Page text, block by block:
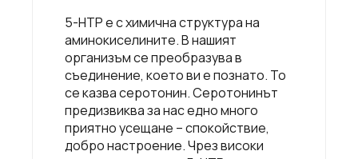
5-HTP е с химична структура на
аминокиселините. В нашият
организъм се преобразува в
съединение, което ви е познато. То
се казва серотонин. Серотонинът
предизвиква за нас едно много
приятно усещане – спокойствие,
добро настроение. Чрез високи